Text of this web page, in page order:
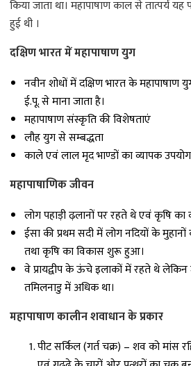
किया जाता था। महापाषाण काल से तात्पर्य
हुई थी ।
दक्षिण भारत में महापाषाण युग
नवीन शोधों में दक्षिण भारत के
ई.पू. से माना जाता है।
महापाषाण संस्कृति की विशेषताएं
लौह युग से सम्बद्धता
काले एवं लाल मृद भाण्डों का व्यापक
महापाषाणिक जीवन
लोग पहाड़ी ढ़लानों पर रहते थे एवं कृषि का
ईसा की प्रथम सदी में लोग नदियों के
तथा कृषि का विकास शुरू हुआ।
वे प्रायद्वीप के ऊंचे इलाकों में रहते थे लेकिन
तमिलनाडु में अधिक था।
महापाषाण कालीन शवाधान के प्रकार
पीट सर्किल (गर्त चक्र) – शव को मांस